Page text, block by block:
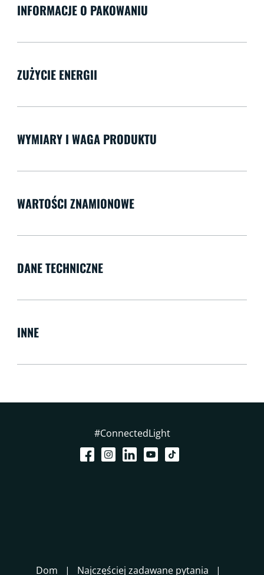
INFORMACJE O PAKOWANIU
ZUŻYCIE ENERGII
WYMIARY I WAGA PRODUKTU
WARTOŚCI ZNAMIONOWE
DANE TECHNICZNE
INNE
#ConnectedLight
Dom Najczęściej zadawane pytania